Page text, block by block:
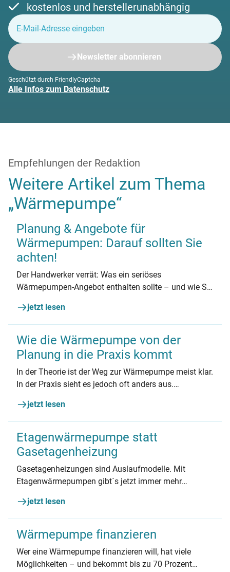
kostenlos und herstellerunabhängig
Newsletter abonnieren
Geschützt durch FriendlyCaptcha
Alle Infos zum Datenschutz
Empfehlungen der Redaktion
Weitere Artikel zum Thema
„Wärmepumpe“
Planung & Angebote für
Wärmepumpen: Darauf sollten Sie
achten!
Der Handwerker verrät: Was ein seriöses
Wärmepumpen-Angebot enthalten sollte – und wie Sie
jetzt lesen
Wie die Wärmepumpe von der
Planung in die Praxis kommt
In der Theorie ist der Weg zur Wärmepumpe meist klar.
In der Praxis sieht es jedoch oft anders aus.
auftun können und worauf zu achten ist.
jetzt lesen
Etagenwärmepumpe statt
Gasetagenheizung
Gasetagenheizungen sind Auslaufmodelle. Mit
Etagenwärmepumpen gibt´s jetzt immer mehr
jetzt lesen
Wärmepumpe finanzieren
Wer eine Wärmepumpe finanzieren will, hat viele
Möglichkeiten – und bekommt bis zu 70 Prozent